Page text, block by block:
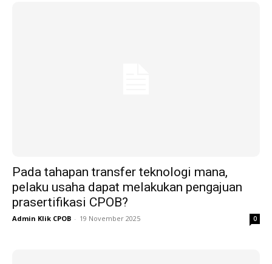
Pada tahapan transfer teknologi mana,
pelaku usaha dapat melakukan pengajuan
prasertifikasi CPOB?
Admin Klik CPOB - 19 November 2025 0